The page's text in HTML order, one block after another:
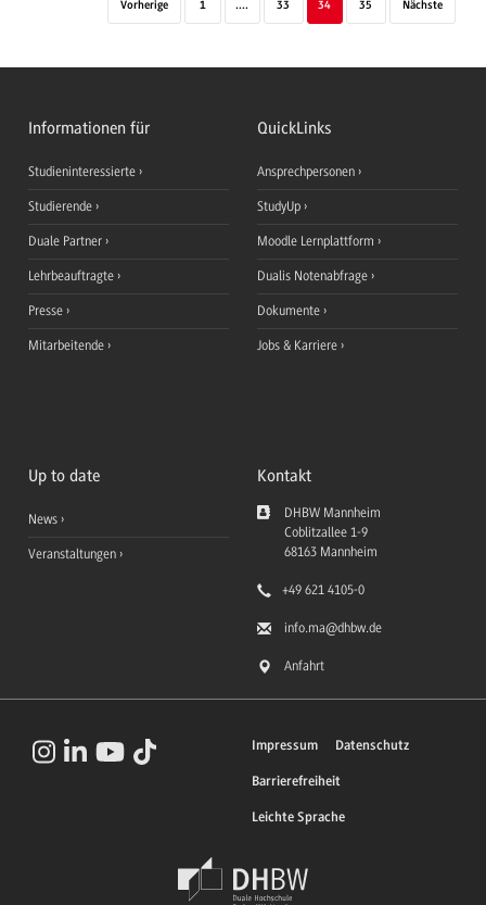
Vorherige 1 .... 33 34 35 Nächste
Informationen für
Studieninteressierte
Studierende
Duale Partner
Lehrbeauftragte
Presse
Mitarbeitende
QuickLinks
Ansprechpersonen
StudyUp
Moodle Lernplattform
Dualis Notenabfrage
Dokumente
Jobs & Karriere
Up to date
News
Veranstaltungen
Kontakt
DHBW Mannheim
Coblitzallee 1-9
68163 Mannheim
+49 621 4105-0
info.ma@dhbw.de
Anfahrt
Impressum Datenschutz
Barrierefreiheit
Leichte Sprache